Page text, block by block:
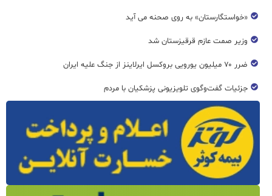
«خواستگارستان» به روی صحنه می آید
وزیر صمت عازم قرقیزستان شد
ضرر ۷۰ میلیون یورویی بروکسل ایرلاینز از جنگ علیه ایران
جزئیات گفت‌وگوی تلویزیونی پزشکیان با مردم